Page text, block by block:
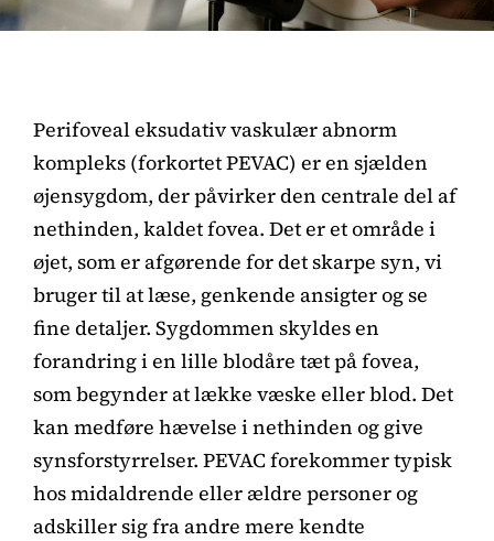
Perifoveal eksudativ vaskulær abnorm
kompleks (forkortet PEVAC) er en sjælden
øjensygdom, der påvirker den centrale del af
nethinden, kaldet fovea. Det er et område i
øjet, som er afgørende for det skarpe syn, vi
bruger til at læse, genkende ansigter og se
fine detaljer. Sygdommen skyldes en
forandring i en lille blodåre tæt på fovea,
som begynder at lække væske eller blod. Det
kan medføre hævelse i nethinden og give
synsforstyrrelser. PEVAC forekommer typisk
hos midaldrende eller ældre personer og
adskiller sig fra andre mere kendte